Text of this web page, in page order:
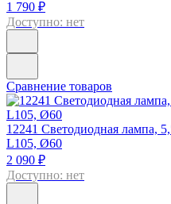
1 790 ₽
Доступно: нет
Сравнение товаров
12241 Светодиодная лампа,
L105, Ø60
2 090 ₽
Доступно: нет